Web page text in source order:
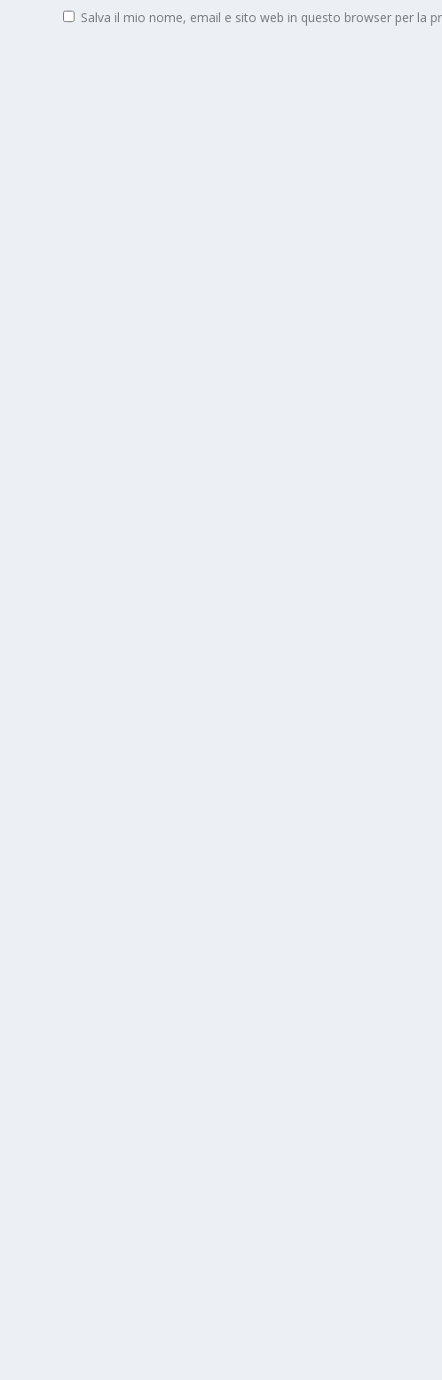
Salva il mio nome, email e sito web in questo browser per la